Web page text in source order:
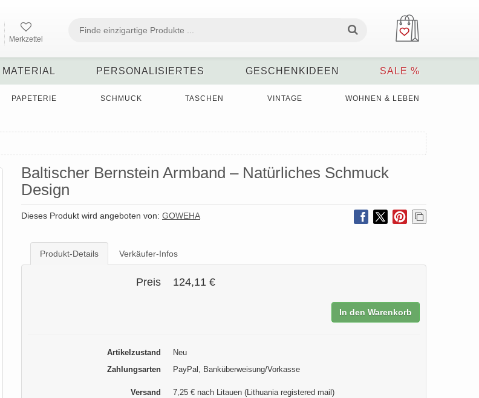
Merkzettel
MATERIAL PERSONALISIERTES GESCHENKIDEEN SALE %
PAPETERIE SCHMUCK TASCHEN VINTAGE WOHNEN & LEBEN
Baltischer Bernstein Armband – Natürliches Schmuck
Design
Dieses Produkt wird angeboten von: GOWEHA
Produkt-Details Verkäufer-Infos
Preis 124,11 €
In den Warenkorb
Artikelzustand
Neu
Zahlungsarten
PayPal, Banküberweisung/Vorkasse
Versand
7,25 € nach Litauen (Lithuania registered mail)